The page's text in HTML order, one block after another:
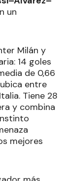
un
Milán y
14 goles
de 0,66
entre
Tiene 28
y combina
mejores